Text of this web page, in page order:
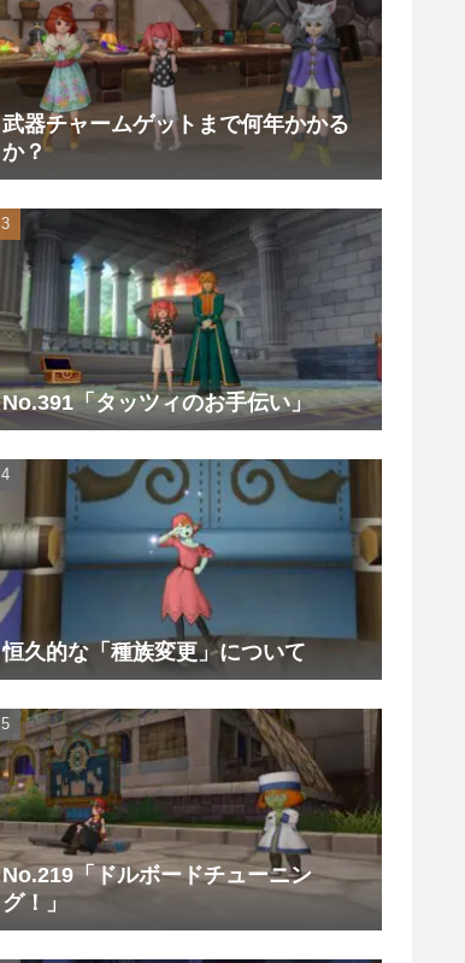
武器チャームゲットまで何年かかる
か？
No.391「タッツィのお手伝い」
恒久的な「種族変更」について
No.219「ドルボードチューニン
グ！」